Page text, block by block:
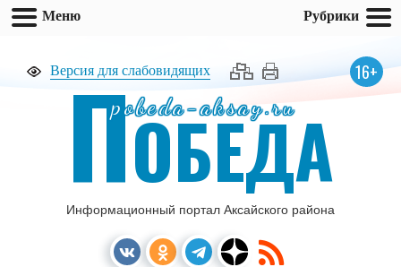
Версия для слабовидящих 16+
pobeda-aksay.ru
ПОБЕДА
Информационный портал Аксайского района
Меню Рубрики